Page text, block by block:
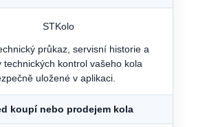
průkaz, servisní historie a
technických kontrol vašeho kola
uložené v aplikaci.
koupí nebo prodejem kola